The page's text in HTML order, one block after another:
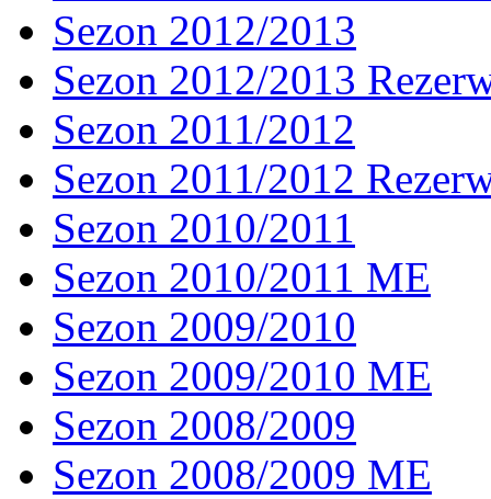
Sezon 2012/2013
Sezon 2012/2013
Sezon 2011/2012
Sezon 2011/2012
Sezon 2010/2011
Sezon 2010/2011 ME
Sezon 2009/2010
Sezon 2009/2010 ME
Sezon 2008/2009
Sezon 2008/2009 ME